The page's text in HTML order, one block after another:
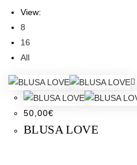
View:
8
16
All
50,00€
BLUSA LOVE